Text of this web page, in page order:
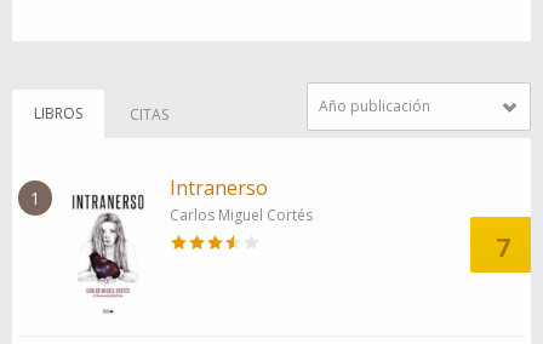
LIBROS CITAS Año publicación
1 Intranerso
Carlos Miguel Cortés
7